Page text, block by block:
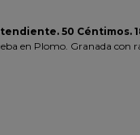
50 Céntimos.
en Plomo. Granada con